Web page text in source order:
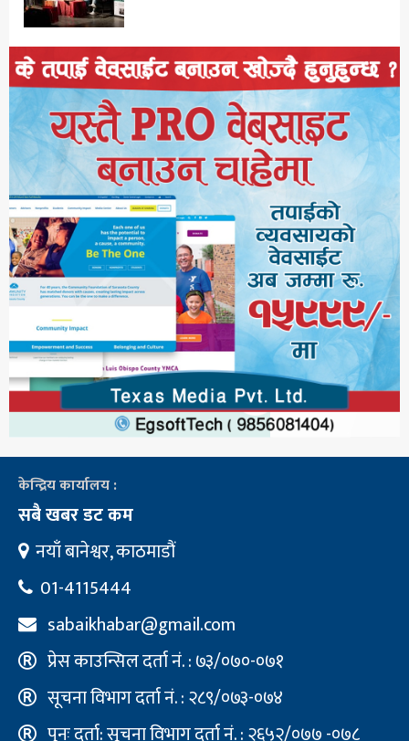
केन्द्रिय कार्यालय :
सबै खबर डट कम
नयाँ बानेश्वर, काठमाडौं
01-4115444
sabaikhabar@gmail.com
प्रेस काउन्सिल दर्ता नं. : ७३/०७०-०७१
सूचना विभाग दर्ता नं. : २८९/०७३-०७४
पुनः दर्ता: सूचना विभाग दर्ता नं. : २६५२/०७७ -०७८